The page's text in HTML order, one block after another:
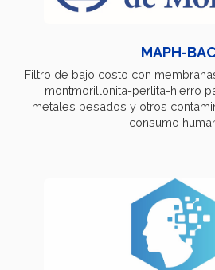
MAPH-
Filtro de bajo costo con
montmorillonita-perlita-hierro
metales pesados y otros
consumo